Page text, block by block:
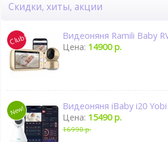
Скидки, хиты, акции
Видеоняня Ramili Baby
Цена: 14900 р.
Видеоняня iBaby i20 Yobi
Цена: 15490 р.
16990 р.